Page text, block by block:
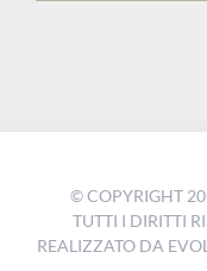
© COPYRIGHT
TUTTI I DIRITTI
REALIZZATO DA